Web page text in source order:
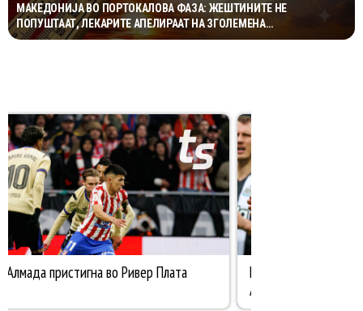
МАКЕДОНИЈА ВО ПОРТОКАЛОВА ФАЗА: ЖЕШТИНИТЕ НЕ
ПОПУШТААТ, ЛЕКАРИТЕ АПЕЛИРААТ НА ЗГОЛЕМЕНА
ПРЕТПАЗЛИВОСТ